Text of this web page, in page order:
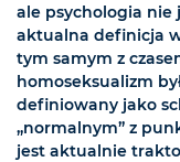
ale psychologia nie
aktualna definicja
tym samym z
homoseksualizm
definiowany jako
„normalnym” z
jest aktualnie